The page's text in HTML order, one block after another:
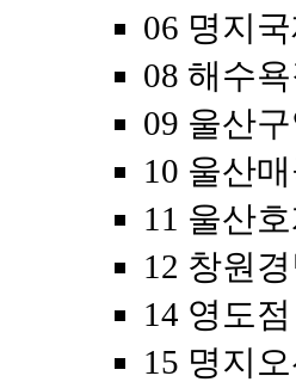
06 명지
08 해수
09 울산
10 울산
11 울산
12 창원
14 영도점
15 명지